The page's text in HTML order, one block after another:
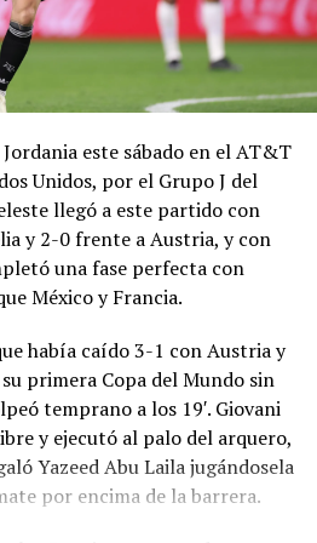
este sábado en el AT&T
Unidos, por el Grupo J del
llegó a este partido con
y 2-0 frente a Austria, y con
una fase perfecta con
México y Francia.
había caído 3-1 con Austria y
primera Copa del Mundo sin
temprano a los 19′. Giovani
y ejecutó al palo del arquero,
Yazeed Abu Laila jugándosela
por encima de la barrera.